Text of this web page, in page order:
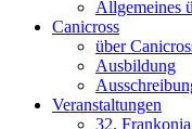
Allgemeines
Canicross
über
Ausbildung
Veranstaltungen
32.